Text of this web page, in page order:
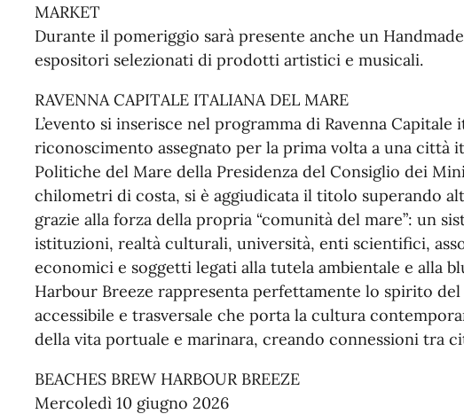
MARKET
Durante il pomeriggio sarà presente anche un
espositori selezionati di prodotti artistici e musicali.
RAVENNA CAPITALE ITALIANA DEL MARE
L’evento si inserisce nel programma di Ravenna Capitale
riconoscimento assegnato per la prima volta a una città
Politiche del Mare della Presidenza del Consiglio dei
chilometri di costa, si è aggiudicata il titolo superando
grazie alla forza della propria “comunità del mare”: un
istituzioni, realtà culturali, università, enti scientifici,
economici e soggetti legati alla tutela ambientale e alla
Harbour Breeze rappresenta perfettamente lo spirito
accessibile e trasversale che porta la cultura
della vita portuale e marinara, creando connessioni
BEACHES BREW HARBOUR BREEZE
Mercoledì 10 giugno 2026